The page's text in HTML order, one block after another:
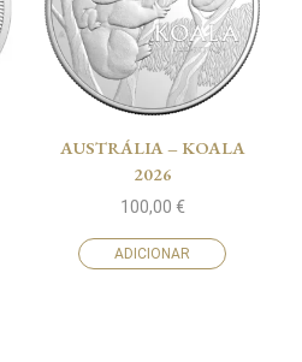
AUSTRÁLIA – KOALA
2026
100,00 €
ADICIONAR